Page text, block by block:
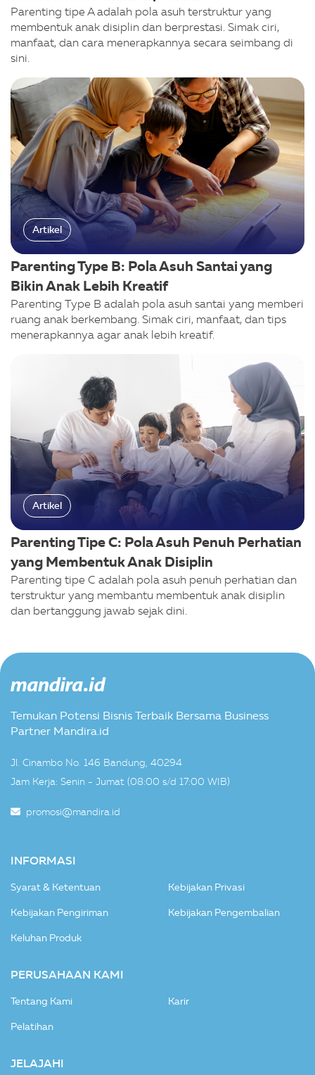
Parenting tipe A adalah pola asuh terstruktur yang
membentuk anak disiplin dan berprestasi. Simak ciri,
manfaat, dan cara menerapkannya secara seimbang di
sini.
Artikel
Parenting Type B: Pola Asuh Santai yang
Bikin Anak Lebih Kreatif
Parenting Type B adalah pola asuh santai yang memberi
ruang anak berkembang. Simak ciri, manfaat, dan tips
menerapkannya agar anak lebih kreatif.
Artikel
Parenting Tipe C: Pola Asuh Penuh Perhatian
yang Membentuk Anak Disiplin
Parenting tipe C adalah pola asuh penuh perhatian dan
terstruktur yang membantu membentuk anak disiplin
dan bertanggung jawab sejak dini.
Temukan Potensi Bisnis Terbaik Bersama Business
Partner Mandira.id
Jl. Cinambo No. 146 Bandung, 40294
Jam Kerja: Senin - Jumat (08:00 s/d 17:00 WIB)
promosi@mandira.id
INFORMASI
Syarat & Ketentuan Kebijakan Privasi
Kebijakan Pengiriman Kebijakan Pengembalian
Keluhan Produk
PERUSAHAAN KAMI
Tentang Kami Karir
Pelatihan
JELAJAHI